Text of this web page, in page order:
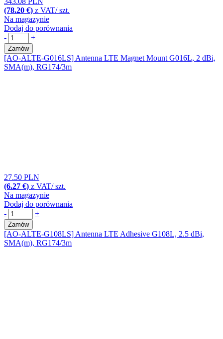
(78.20 €) z VAT/ szt.
Na magazynie
Dodaj do porównania
-
+
Zamów
[AO-ALTE-G016LS] Antenna LTE Magnet Mount G016L, 2 dBi,
SMA(m), RG174/3m
27.50 PLN
(6.27 €) z VAT/ szt.
Na magazynie
Dodaj do porównania
-
+
Zamów
[AO-ALTE-G108LS] Antenna LTE Adhesive G108L, 2.5 dBi,
SMA(m), RG174/3m